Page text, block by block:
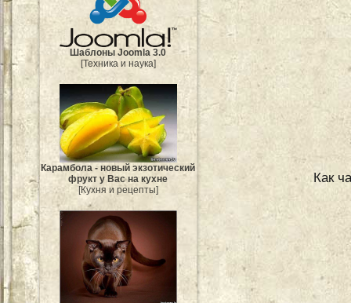
Шаблоны Joomla 3.0
[Техника и наука]
Карамбола - новый экзотический
фрукт у Вас на кухне
[Кухня и рецепты]
Как